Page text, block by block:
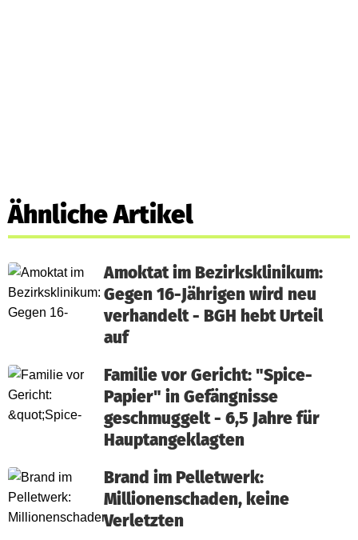
Ähnliche Artikel
Amoktat im Bezirksklinikum:
Gegen 16-Jährigen wird neu
verhandelt - BGH hebt Urteil
auf
Familie vor Gericht: "Spice-
Papier" in Gefängnisse
geschmuggelt - 6,5 Jahre für
Hauptangeklagten
Brand im Pelletwerk:
Millionenschaden, keine
Verletzten